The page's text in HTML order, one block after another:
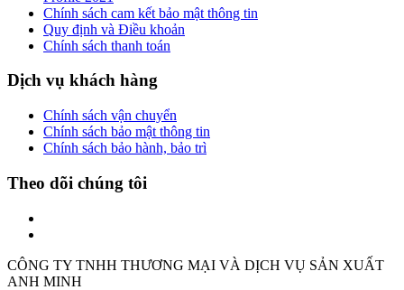
Chính sách cam kết bảo mật thông tin
Quy định và Điều khoản
Chính sách thanh toán
Dịch vụ khách hàng
Chính sách vận chuyển
Chính sách bảo mật thông tin
Chính sách bảo hành, bảo trì
Theo dõi chúng tôi
CÔNG TY TNHH THƯƠNG MẠI VÀ DỊCH VỤ SẢN XUẤT
ANH MINH